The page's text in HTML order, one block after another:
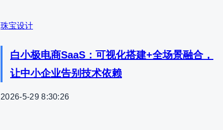
珠宝设计
白小极电商SaaS：可视化搭建+全场景融合，
让中小企业告别技术依赖
2026-5-29 8:30:26